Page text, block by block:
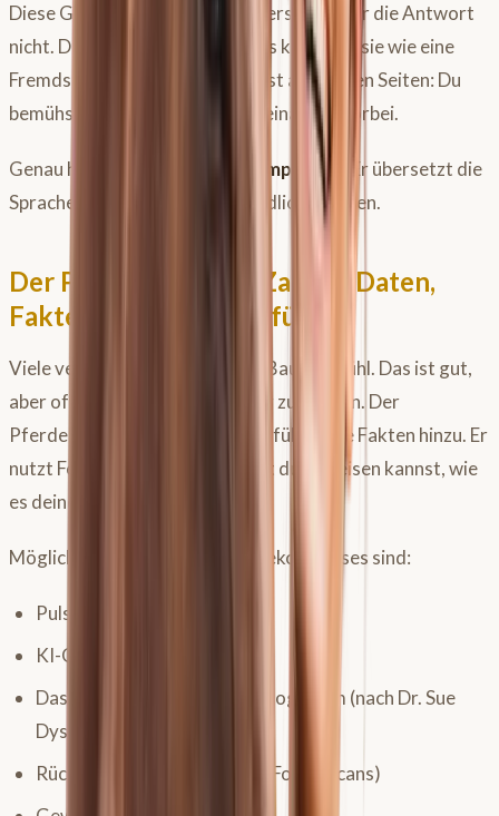
Diese Gruppe stellt die Frage, versteht aber die Antwort
nicht. Das Feedback des Pferdes klingt für sie wie eine
Fremdsprache. Das führt zu Frust auf beiden Seiten: Du
bemühst dich, aber ihr redet aneinander vorbei.
Genau hier setzt der Pferdekompassan. Er übersetzt die
Sprache des Pferdes in verständliche Fakten.
Der Pferdekompass: Zahlen, Daten,
Fakten statt Bauchgefühl
Viele verlassen sich rein auf ihr Bauchgefühl. Das ist gut,
aber oft trügerisch oder schwer zu greifen. Der
Pferdekompass fügt diesem Gefühl harte Fakten hinzu. Er
nutzt Feedback-Schleifen, damit du beweisen kannst, wie
es deinem Pferd geht.
Mögliche Parameter des Pferdekompasses sind:
Puls- und Atemfrequenz
KI-Ganganalysen
Das Reitpferde-Schmerz-Ethogramm (nach Dr. Sue
Dyson)
Rückenlinie und Muskulatur (Fotos/Scans)